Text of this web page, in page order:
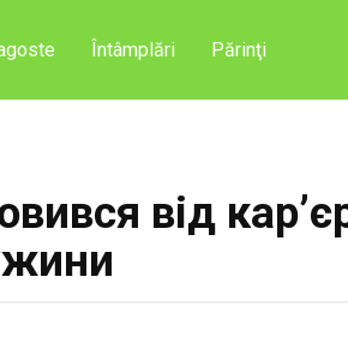
Întâmplări Părinţi
від